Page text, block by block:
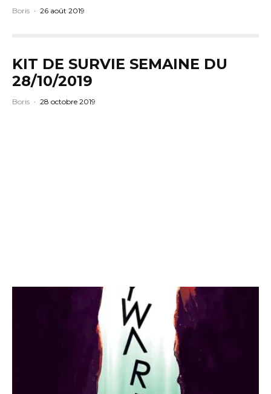
Boris · 26 août 2019
KIT DE SURVIE SEMAINE DU
28/10/2019
Boris · 28 octobre 2019